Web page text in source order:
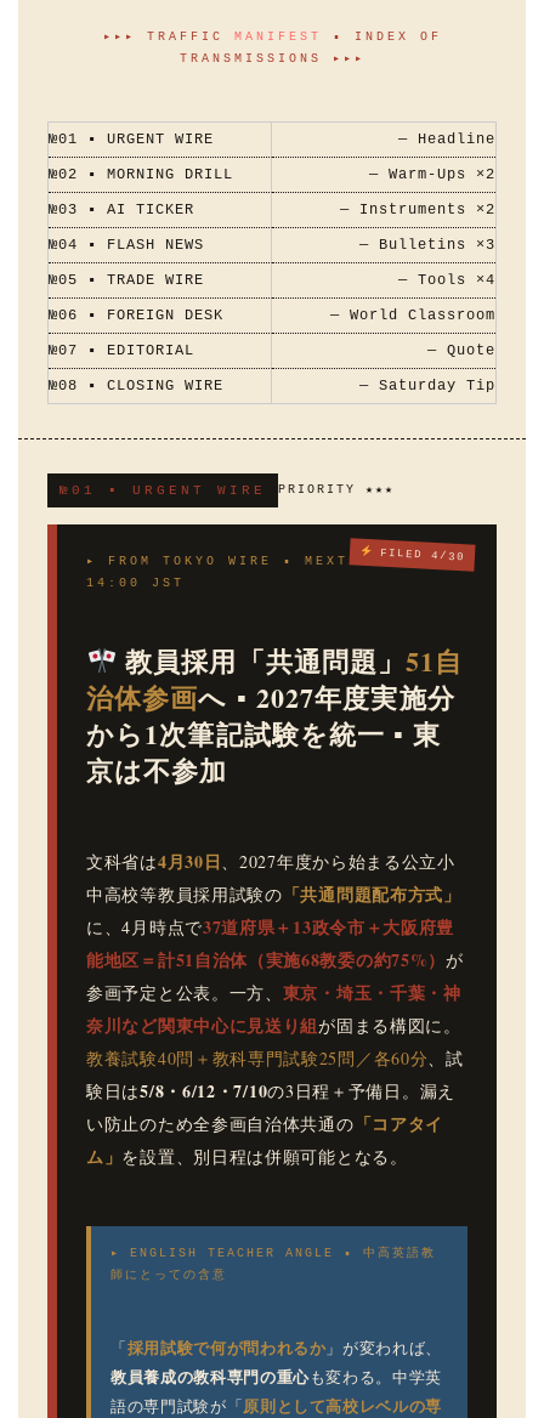
▸▸▸ TRAFFIC MANIFEST
▪ INDEX OF
TRANSMISSIONS ▸▸▸
№01 ▪ URGENT WIRE — Headline
№02 ▪ MORNING DRILL — Warm-Ups ×2
№03 ▪ AI TICKER — Instruments ×2
№04 ▪ FLASH NEWS — Bulletins ×3
№05 ▪ TRADE WIRE — Tools ×4
№06 ▪ FOREIGN DESK — World Classroom
№07 ▪ EDITORIAL — Quote
№08 ▪ CLOSING WIRE — Saturday Tip
№01 ▪ URGENT WIRE PRIORITY ★★★
FILED 4/30
▸ FROM TOKYO WIRE ▪ MEXT BUREAU ▪
14:00 JST
教員採用「共通問題」51自
治体参画へ ▪ 2027年度実施分
から1次筆記試験を統一 ▪ 東
京は不参加
文科省は4月30日、2027年度から始まる公立小
中高校等教員採用試験の 「共通問題配布方式」
に、4月時点で37道府県＋13政令市＋大阪府豊
能地区＝計51自治体（実施68教委の約75%）が
参画予定と公表。一方、 東京・埼玉・千葉・神
奈川など関東中心に見送り組が固まる構図に。
教養試験40問＋教科専門試験25問／各60分、試
験日は5/8・6/12・7/10の3日程＋予備日。漏え
い防止のため全参画自治体共通の 「コアタイ
ム」 を設置、別日程は併願可能となる。
▸ ENGLISH TEACHER ANGLE ▪ 中高英語教
師にとっての含意
「採用試験で何が問われるか 」が変われば、
教員養成の教科専門の重心も変わる。中学英
語の専門試験が「原則として高校レベルの専